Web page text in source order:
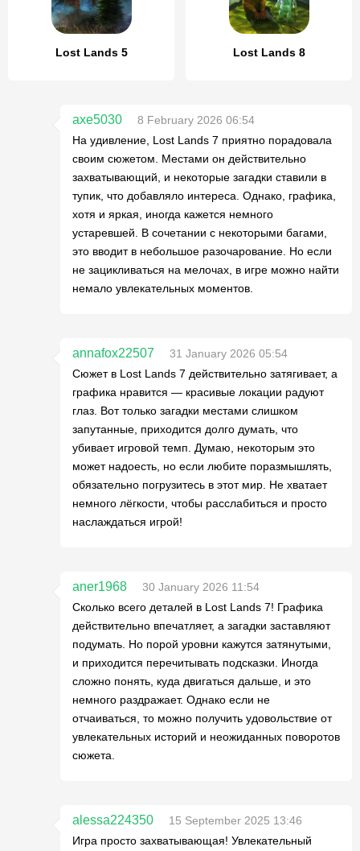
Lost Lands 5 Lost Lands 8
axe5030
8 February 2026 06:54
На удивление, Lost Lands 7 приятно порадовала
своим сюжетом. Местами он действительно
захватывающий, и некоторые загадки ставили в
тупик, что добавляло интереса. Однако, графика,
хотя и яркая, иногда кажется немного
устаревшей. В сочетании с некоторыми багами,
это вводит в небольшое разочарование. Но если
не зацикливаться на мелочах, в игре можно найти
немало увлекательных моментов.
annafox22507
31 January 2026 05:54
Сюжет в Lost Lands 7 действительно затягивает, а
графика нравится — красивые локации радуют
глаз. Вот только загадки местами слишком
запутанные, приходится долго думать, что
убивает игровой темп. Думаю, некоторым это
может надоесть, но если любите поразмышлять,
обязательно погрузитесь в этот мир. Не хватает
немного лёгкости, чтобы расслабиться и просто
наслаждаться игрой!
aner1968
30 January 2026 11:54
Сколько всего деталей в Lost Lands 7! Графика
действительно впечатляет, а загадки заставляют
подумать. Но порой уровни кажутся затянутыми,
и приходится перечитывать подсказки. Иногда
сложно понять, куда двигаться дальше, и это
немного раздражает. Однако если не
отчаиваться, то можно получить удовольствие от
увлекательных историй и неожиданных поворотов
сюжета.
alessa224350
15 September 2025 13:46
Игра просто захватывающая! Увлекательный